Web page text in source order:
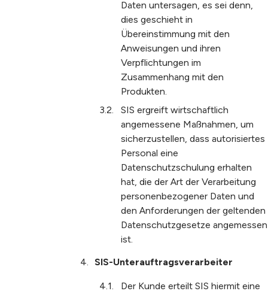
Daten untersagen, es sei denn,
dies geschieht in
Übereinstimmung mit den
Anweisungen und ihren
Verpflichtungen im
Zusammenhang mit den
Produkten.
SIS ergreift wirtschaftlich
angemessene Maßnahmen, um
sicherzustellen, dass autorisiertes
Personal eine
Datenschutzschulung erhalten
hat, die der Art der Verarbeitung
personenbezogener Daten und
den Anforderungen der geltenden
Datenschutzgesetze angemessen
ist.
SIS-Unterauftragsverarbeiter
Der Kunde erteilt SIS hiermit eine